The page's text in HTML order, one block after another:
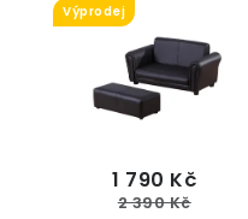
83 x 42 x 41 cm
Výprodej
1 790 Kč
2 390 Kč